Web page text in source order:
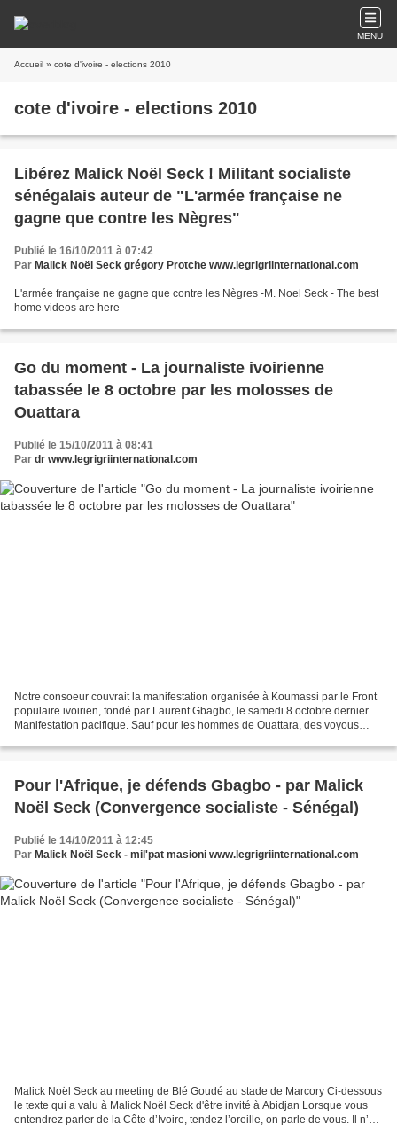
MENU
Accueil » cote d'ivoire - elections 2010
cote d'ivoire - elections 2010
Libérez Malick Noël Seck ! Militant socialiste
sénégalais auteur de "L'armée française ne
gagne que contre les Nègres"
Publié le 16/10/2011 à 07:42
Par Malick Noël Seck grégory Protche www.legrigriinternational.com
L'armée française ne gagne que contre les Nègres -M. Noel Seck - The best
home videos are here
Go du moment - La journaliste ivoirienne
tabassée le 8 octobre par les molosses de
Ouattara
Publié le 15/10/2011 à 08:41
Par dr www.legrigriinternational.com
Notre consoeur couvrait la manifestation organisée à Koumassi par le Front
populaire ivoirien, fondé par Laurent Gbagbo, le samedi 8 octobre dernier.
Manifestation pacifique. Sauf pour les hommes de Ouattara, des voyous
Pour l'Afrique, je défends Gbagbo - par Malick
Noël Seck (Convergence socialiste - Sénégal)
Publié le 14/10/2011 à 12:45
Par Malick Noël Seck - mil'pat masioni www.legrigriinternational.com
Malick Noël Seck au meeting de Blé Goudé au stade de Marcory Ci-dessous
le texte qui a valu à Malick Noël Seck d'être invité à Abidjan Lorsque vous
entendrez parler de la Côte d’Ivoire, tendez l’oreille, on parle de vous. Il n’y a